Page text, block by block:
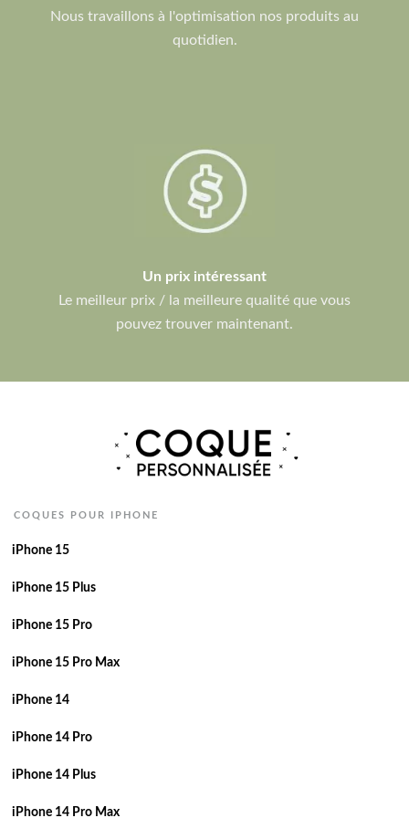
Nous travaillons à l'optimisation nos produits au
quotidien.
Un prix intéressant
Le meilleur prix / la meilleure qualité que vous
pouvez trouver maintenant.
COQUES POUR IPHONE
iPhone 15
iPhone 15 Plus
iPhone 15 Pro
iPhone 15 Pro Max
iPhone 14
iPhone 14 Pro
iPhone 14 Plus
iPhone 14 Pro Max